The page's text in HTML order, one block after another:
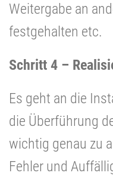
Weitergabe an
festgehalten etc.
Schritt 4 –
Es geht an die
die Überführung
wichtig genau zu
Fehler und